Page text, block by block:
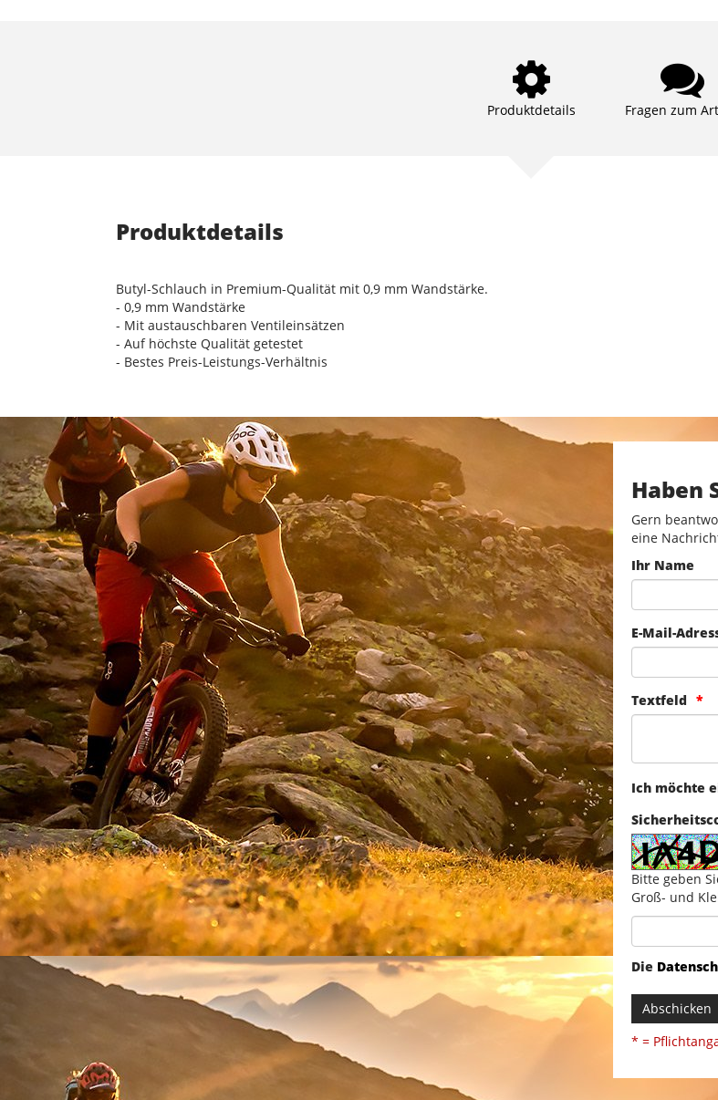
Produktdetails Fragen zum
Produktdetails
Butyl-Schlauch in Premium-Qualität mit 0,9 mm Wandstärke.
- 0,9 mm Wandstärke
- Mit austauschbaren Ventileinsätzen
- Auf höchste Qualität getestet
- Bestes Preis-Leistungs-Verhältnis
Haben
Gern
eine
Ihr Name
E-Mail-
Textfeld
Ich möchte
Bitte geben
Groß- und
Die
Abschicken
* =